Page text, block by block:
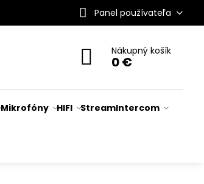
Panel používateľa
Nákupný košík
0 €
Mikrofóny HIFI StreamIntercom